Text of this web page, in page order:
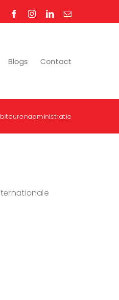
FacebookInstagramLinkedIn
E-
Blogs Contact